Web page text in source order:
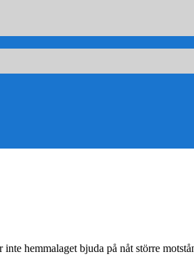
hemmalaget bjuda på nåt större